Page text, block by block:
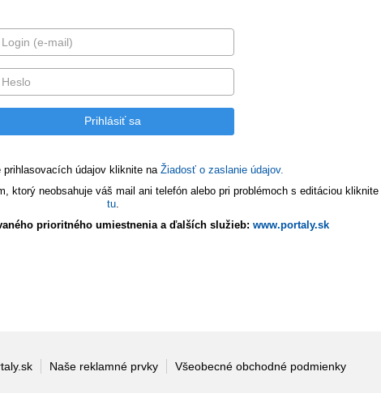
prihlasovacích údajov kliknite na Žiadosť o zaslanie údajov.
ktorý neobsahuje váš mail ani telefón alebo pri problémoch s editáciou kliknite
tu.
prioritného umiestnenia a ďalších služieb: www.portaly.sk
Naše reklamné prvky Všeobecné obchodné podmienky